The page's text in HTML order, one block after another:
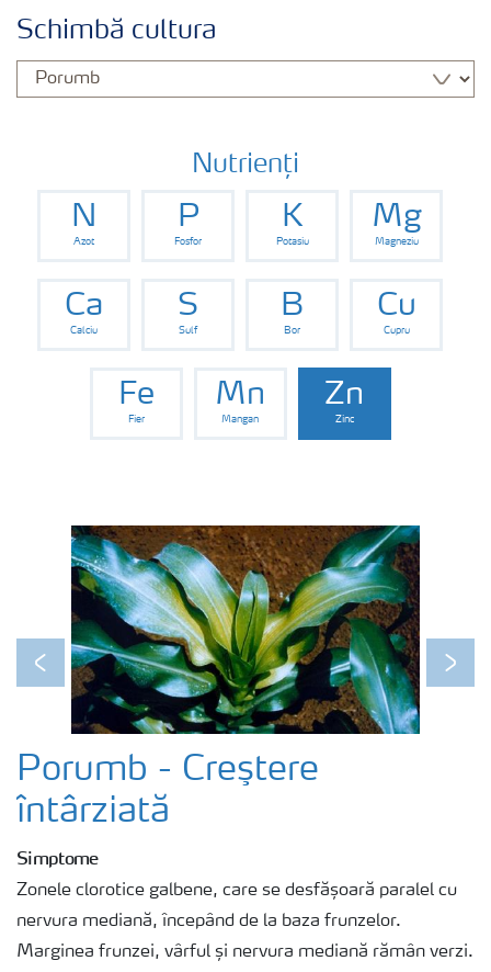
Produse
Norme de siguranță
Publicații
Schimbă cultura
Nutrienți
N
Azot
P
Fosfor
K
Potasiu
Mg
Magneziu
Ca
Calciu
S
Sulf
B
Bor
Cu
Cupru
Fe
Fier
Mn
Mangan
Zn
Zinc
Previous Next
Porumb - Creştere
întârziată
Simptome
Zonele clorotice galbene, care se desfășoară paralel cu
nervura mediană, începând de la baza frunzelor.
Marginea frunzei, vârful și nervura mediană rămân verzi.